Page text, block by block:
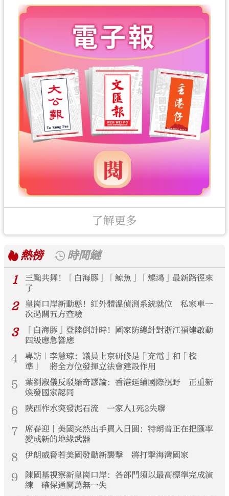
了解更多
熱榜
時間鏈
1
三颱共舞！「白海豚」「鯨魚」「燦鴻」最新路徑來
了
2
皇崗口岸新動態！紅外體溫偵測系統就位 私家車一
次過關五方查驗
3
「白海豚」登陸倒計時！國家防總針對浙江福建啟動
四級應急響應
4
專訪｜李慧琼：議員上京研修是「充電」和「校
準」 將全方位發揮立法會建設作用
5
葉劉淑儀反駁羅奇謬論：香港延續國際視野 正重新
煥發國家認同
6 陝西柞水突發泥石流 一家人1死2失聯
7
席春迎丨美國突然出手買入日圓：特朗普正在把匯率
變成新的地緣武器
8 伊朗威脅若美國發動新襲擊 將打擊海灣國家
9
陳國基視察新皇崗口岸：各部門須以最高標準完成演
練 確保通關萬無一失